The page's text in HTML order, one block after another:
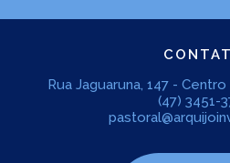
Rua Jaguaruna, 147 -
(47) 3451-